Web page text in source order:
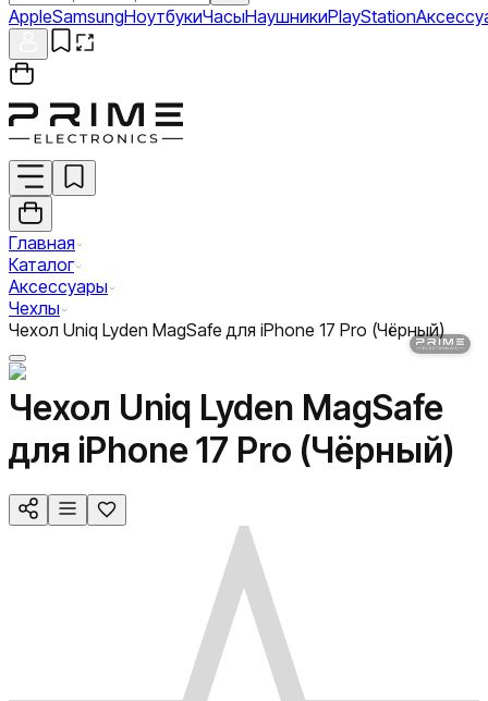
AppleSamsungНоутбукиЧасыНаушникиPlayStation
Главная
Каталог
Аксессуары
Чехлы
Чехол Uniq Lyden MagSafe для iPhone 17 Pro (Чёрный)
Чехол Uniq Lyden MagSafe
для iPhone 17 Pro (Чёрный)